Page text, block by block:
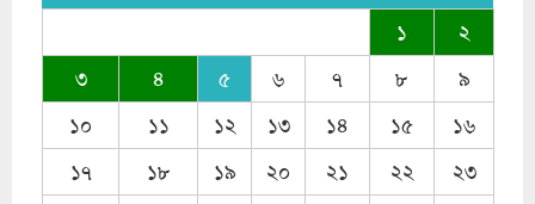
১
২
৩
৪ ৫ ৬ ৭ ৮
৯
১০
১১ ১২ ১৩ ১৪ ১৫
১৬
১৭
১৮ ১৯ ২০ ২১ ২২
২৩